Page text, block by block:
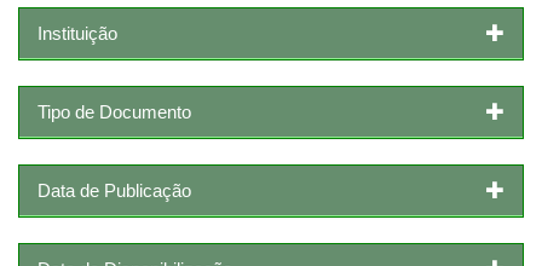
Instituição
Tipo de Documento
Data de Publicação